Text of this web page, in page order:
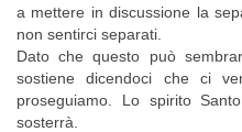
a mettere in discussione la
non sentirci separati.
Dato che questo può
sostiene dicendoci che ci
proseguiamo. Lo spirito
sosterrà.